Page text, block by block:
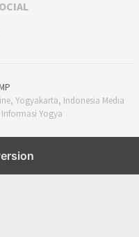
Yogyakarta, Indonesia Media
Yogya